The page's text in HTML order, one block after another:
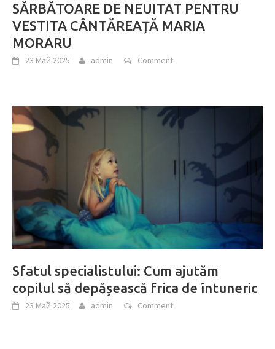
SĂRBĂTOARE DE NEUITAT PENTRU
VESTITA CÂNTĂREAȚĂ MARIA
MORARU
23 Май 2025 admin Comment
Sfatul specialistului: Cum ajutăm
copilul să depășească frica de întuneric
23 Май 2025 admin Comment